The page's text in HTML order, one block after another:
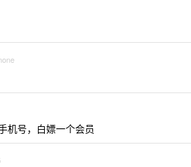
机号，白嫖一个会员